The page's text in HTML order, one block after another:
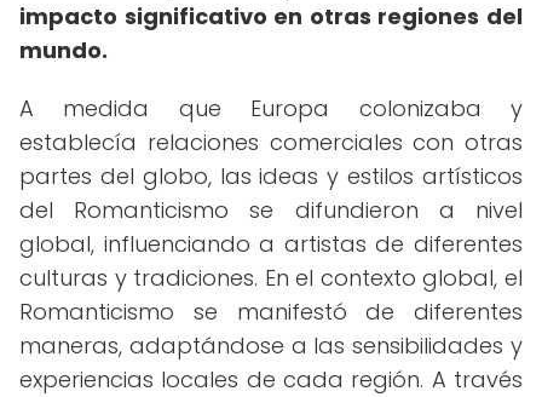
impacto significativo en otras regiones del
mundo.
A medida que Europa colonizaba y
establecía relaciones comerciales con otras
partes del globo, las ideas y estilos artísticos
del Romanticismo se difundieron a nivel
global, influenciando a artistas de diferentes
culturas y tradiciones. En el contexto global, el
Romanticismo se manifestó de diferentes
maneras, adaptándose a las sensibilidades y
experiencias locales de cada región. A través